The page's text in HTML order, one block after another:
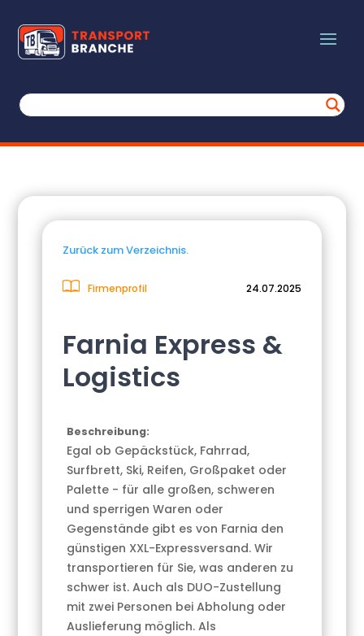
Zurück zum Verzeichnis.
Firmenprofil 24.07.2025
Farnia Express &
Logistics
Beschreibung:
Egal ob Gepäckstück, Fahrrad,
Surfbrett, Ski, Reifen, Großpaket oder
Palette - für alle großen, schweren
und sperrigen Waren oder
Gegenstände gibt es von Farnia den
günstigen XXL-Expressversand. Wir
transportieren für Sie, was anderen zu
schwer ist. Auch als DUO-Zustellung
mit zwei Personen bei Abholung oder
Auslieferung möglich. Als